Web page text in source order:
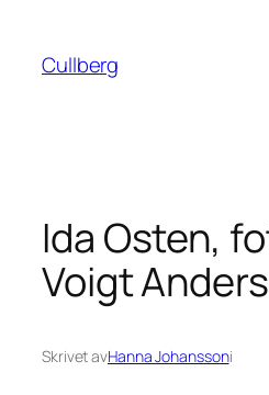
innehåll
Cullberg
Ida Osten,
Voigt
Skrivet avHanna Johanssoni